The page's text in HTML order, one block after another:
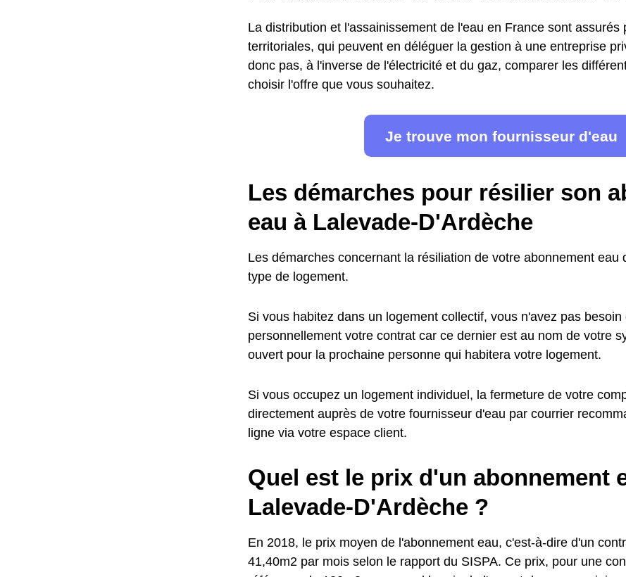
La distribution et l'assainissement de l'eau en France sont assurés
territoriales, qui peuvent en déléguer la gestion à une entreprise
donc pas, à l'inverse de l'électricité et du gaz, comparer les
choisir l'offre que vous souhaitez.
Je trouve mon fournisseur d'eau
Les démarches pour résilier son
eau à Lalevade-D'Ardèche
Les démarches concernant la résiliation de votre abonnement eau
type de logement.
Si vous habitez dans un logement collectif, vous n'avez pas besoin
personnellement votre contrat car ce dernier est au nom de votre
ouvert pour la prochaine personne qui habitera votre logement.
Si vous occupez un logement individuel, la fermeture de votre
directement auprès de votre fournisseur d'eau par courrier
ligne via votre espace client.
Quel est le prix d'un abonnement
Lalevade-D'Ardèche ?
En 2018, le prix moyen de l'abonnement eau, c'est-à-dire d'un
41,40m2 par mois selon le rapport du SISPA. Ce prix, pour une